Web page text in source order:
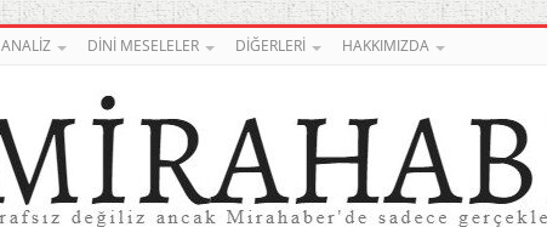
ANALİZ DİNİ MESELELER DİĞERLERİ HAKKIMIZDA